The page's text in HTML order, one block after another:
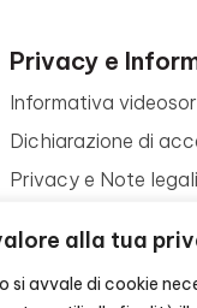
alla tua
si avvale di cookie
Privacy e
Informativa
Dichiarazione di
Privacy e Note legali
Contattaci